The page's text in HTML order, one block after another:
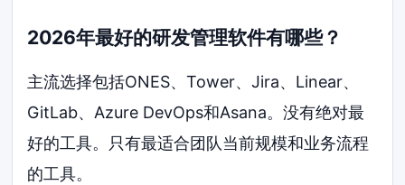
2026年最好的研发管理软件有哪些？
主流选择包括ONES、Tower、Jira、Linear、
GitLab、Azure DevOps和Asana。没有绝对最
好的工具。只有最适合团队当前规模和业务流程
的工具。